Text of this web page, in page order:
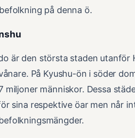
på denna ö.
är den största staden utanför
På Kyushu-ön i söder
miljoner människor. Dessa
sina respektive öar men når